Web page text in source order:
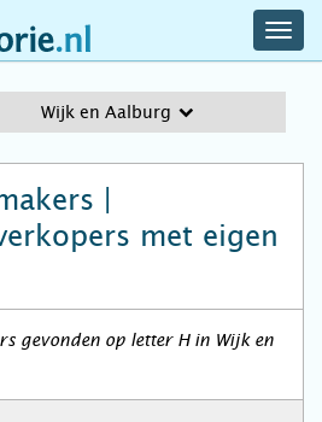
Wijk en Aalburg
|
met eigen
gevonden op letter H in Wijk en